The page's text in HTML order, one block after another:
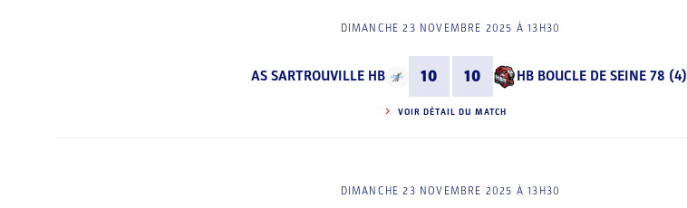
DIMANCHE 23 NOVEMBRE 2025 À 13H30
AS SARTROUVILLE HB 10 10 HB BOUCLE DE SEINE 78 (4)
VOIR DÉTAIL DU MATCH
DIMANCHE 23 NOVEMBRE 2025 À 13H30